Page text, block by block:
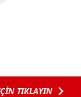
TIKLAYIN